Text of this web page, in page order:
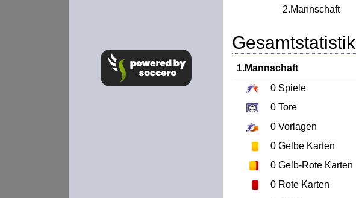
2.Mannschaft
Gesamtstatistik
1.Mannschaft
0 Spiele
0 Tore
0 Vorlagen
0 Gelbe Karten
0 Gelb-Rote Karten
0 Rote Karten